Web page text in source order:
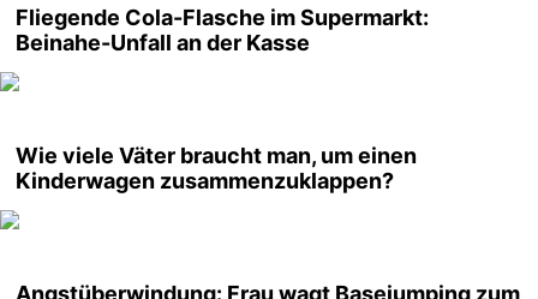
Fliegende Cola-Flasche im Supermarkt:
Beinahe-Unfall an der Kasse
Wie viele Väter braucht man, um einen
Kinderwagen zusammenzuklappen?
Angstüberwindung: Frau wagt Basejumping zum